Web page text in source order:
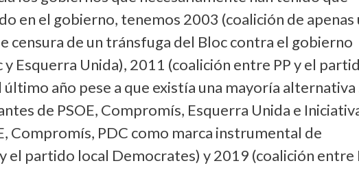
en el gobierno, tenemos 2003 (coalición de apenas
censura de un tránsfuga del Bloc contra el gobierno
Esquerra Unida), 2011 (coalición entre PP y el
año pese a que existía una mayoría alternativa
de PSOE, Compromís, Esquerra Unida e
Compromís, PDC como marca instrumental de
el partido local Democrates) y 2019 (coalición entre